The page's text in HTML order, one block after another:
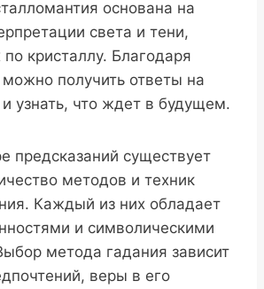
основана на
света и тени,
кристаллу. Благодаря
получить ответы на
узнать, что ждет в будущем.
предсказаний существует
методов и техник
Каждый из них обладает
и символическими
метода гадания зависит
веры в его